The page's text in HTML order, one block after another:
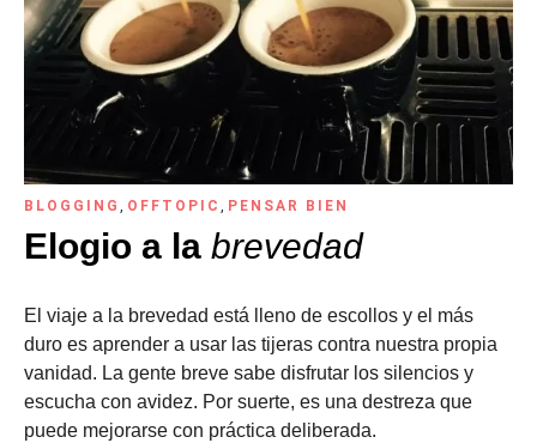
BLOGGING , OFFTOPIC , PENSAR BIEN
Elogio a la brevedad
El viaje a la brevedad está lleno de escollos y el más
duro es aprender a usar las tijeras contra nuestra propia
vanidad. La gente breve sabe disfrutar los silencios y
escucha con avidez. Por suerte, es una destreza que
puede mejorarse con práctica deliberada.